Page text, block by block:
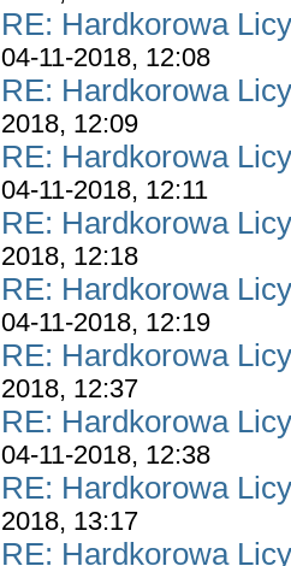
RE: Hardkorowa
04-11-2018, 12:08
RE: Hardkorowa
2018, 12:09
RE: Hardkorowa
04-11-2018, 12:11
RE: Hardkorowa
2018, 12:18
RE: Hardkorowa
04-11-2018, 12:19
RE: Hardkorowa
2018, 12:37
RE: Hardkorowa
04-11-2018, 12:38
RE: Hardkorowa
2018, 13:17
RE: Hardkorowa